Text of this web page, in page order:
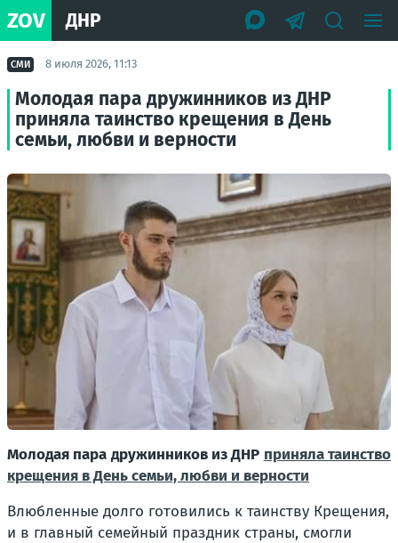
ZOV ДНР
СМИ 8 июля 2026, 11:13
Молодая пара дружинников из ДНР
приняла таинство крещения в День
семьи, любви и верности
Молодая пара дружинников из ДНР приняла таинство
крещения в День семьи, любви и верности
Влюбленные долго готовились к таинству Крещения,
и в главный семейный праздник страны, смогли